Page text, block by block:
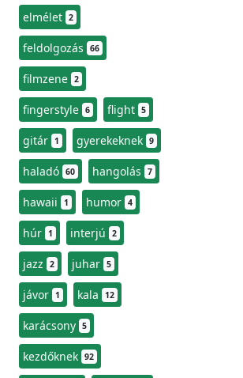
elmélet 2
feldolgozás 66
filmzene 2
fingerstyle 6 flight 5
gitár 1 gyerekeknek 9
haladó 60 hangolás 7
hawaii 1 humor 4
húr 1 interjú 2
jazz 2 juhar 5
jávor 1 kala 12
karácsony 5
kezdőknek 92